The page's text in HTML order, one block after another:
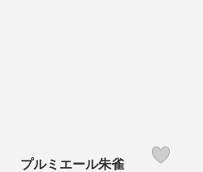
プルミエール朱雀